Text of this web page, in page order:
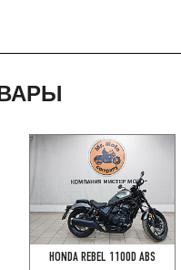
HONDA REBEL 1100D ABS